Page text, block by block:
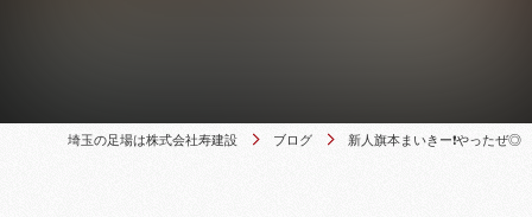
埼玉の足場は株式会社寿建設 ブログ 新人旗本まいきー❗やったぜ◎